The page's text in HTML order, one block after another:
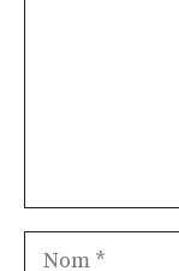
Nom